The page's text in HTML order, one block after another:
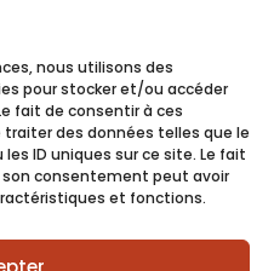
nous utilisons des
pour stocker et/ou accéder
fait de consentir à ces
des données telles que le
ID uniques sur ce site. Le fait
consentement peut avoir
et fonctions.
Légales- Conception